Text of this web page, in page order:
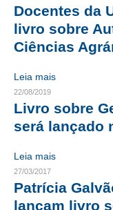
SEESP EDUCAÇÃO
PLATAFORMAS
APOSENTADORIA
CONVÊNIOS
PLANO DE SAÚDE
SEESPPREV
Docentes da
livro sobre
Ciências
Leia mais
22/08/2019
Livro sobre
será lançado
Leia mais
27/03/2017
Patrícia
lançam livro